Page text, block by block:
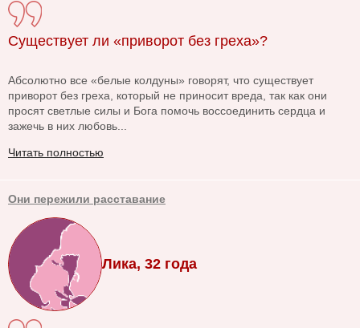
Существует ли «приворот без греха»?
Абсолютно все «белые колдуны» говорят, что существует
приворот без греха, который не приносит вреда, так как они
просят светлые силы и Бога помочь воссоединить сердца и
зажечь в них любовь...
Читать полностью
Они пережили расставание
Лика, 32 года